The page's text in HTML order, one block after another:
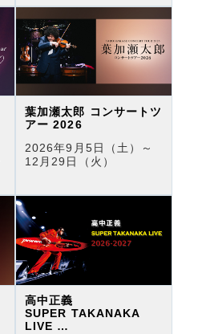
葉加瀬太郎 コンサートツ
アー 2026
2026年9月5日（土）～
12月29日（火）
高中正義
SUPER TAKANAKA
LIVE